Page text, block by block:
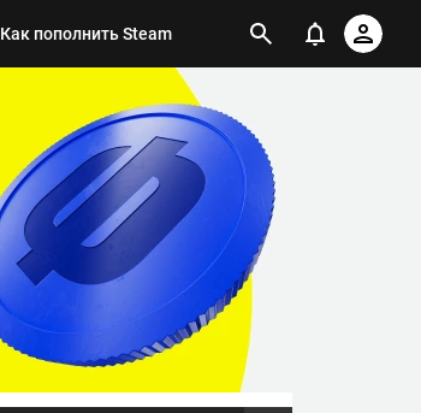
Как пополнить Steam